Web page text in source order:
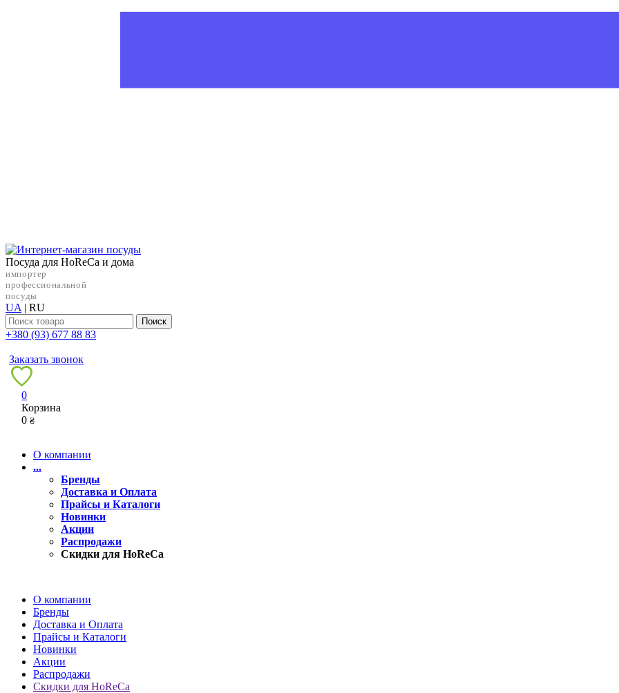
Посуда для HoReCa и дома
импортер
профессиональной
посуды
UA | RU
Поиск
+38‎0 (93) 677 88 83
Заказать звонок
0
Корзина
0₴
О компании
...
Бренды
Доставка и Оплата
Прайсы и Каталоги
Новинки
Акции
Распродажи
Скидки для HoReCa
О компании
Бренды
Доставка и Оплата
Прайсы и Каталоги
Новинки
Акции
Распродажи
Скидки для HoReCa